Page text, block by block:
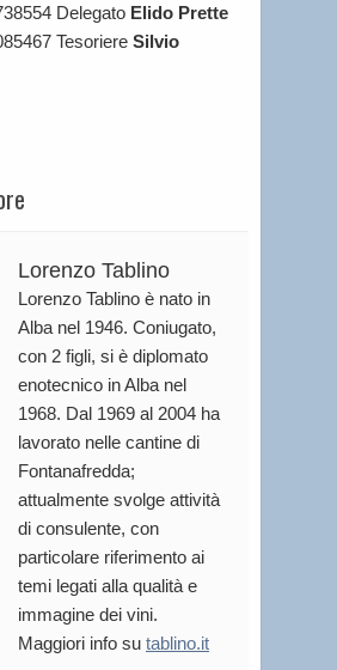
Delegato Elido Prette
Tesoriere Silvio
Lorenzo Tablino
Lorenzo Tablino è nato in
Alba nel 1946. Coniugato,
con 2 figli, si è diplomato
enotecnico in Alba nel
1968. Dal 1969 al 2004 ha
lavorato nelle cantine di
Fontanafredda;
attualmente svolge attività
di consulente, con
particolare riferimento ai
temi legati alla qualità e
immagine dei vini.
Maggiori info su tablino.it